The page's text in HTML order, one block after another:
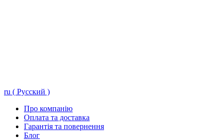
ru ( Русский )
Про компанію
Оплата та доставка
Гарантія та повернення
Блог